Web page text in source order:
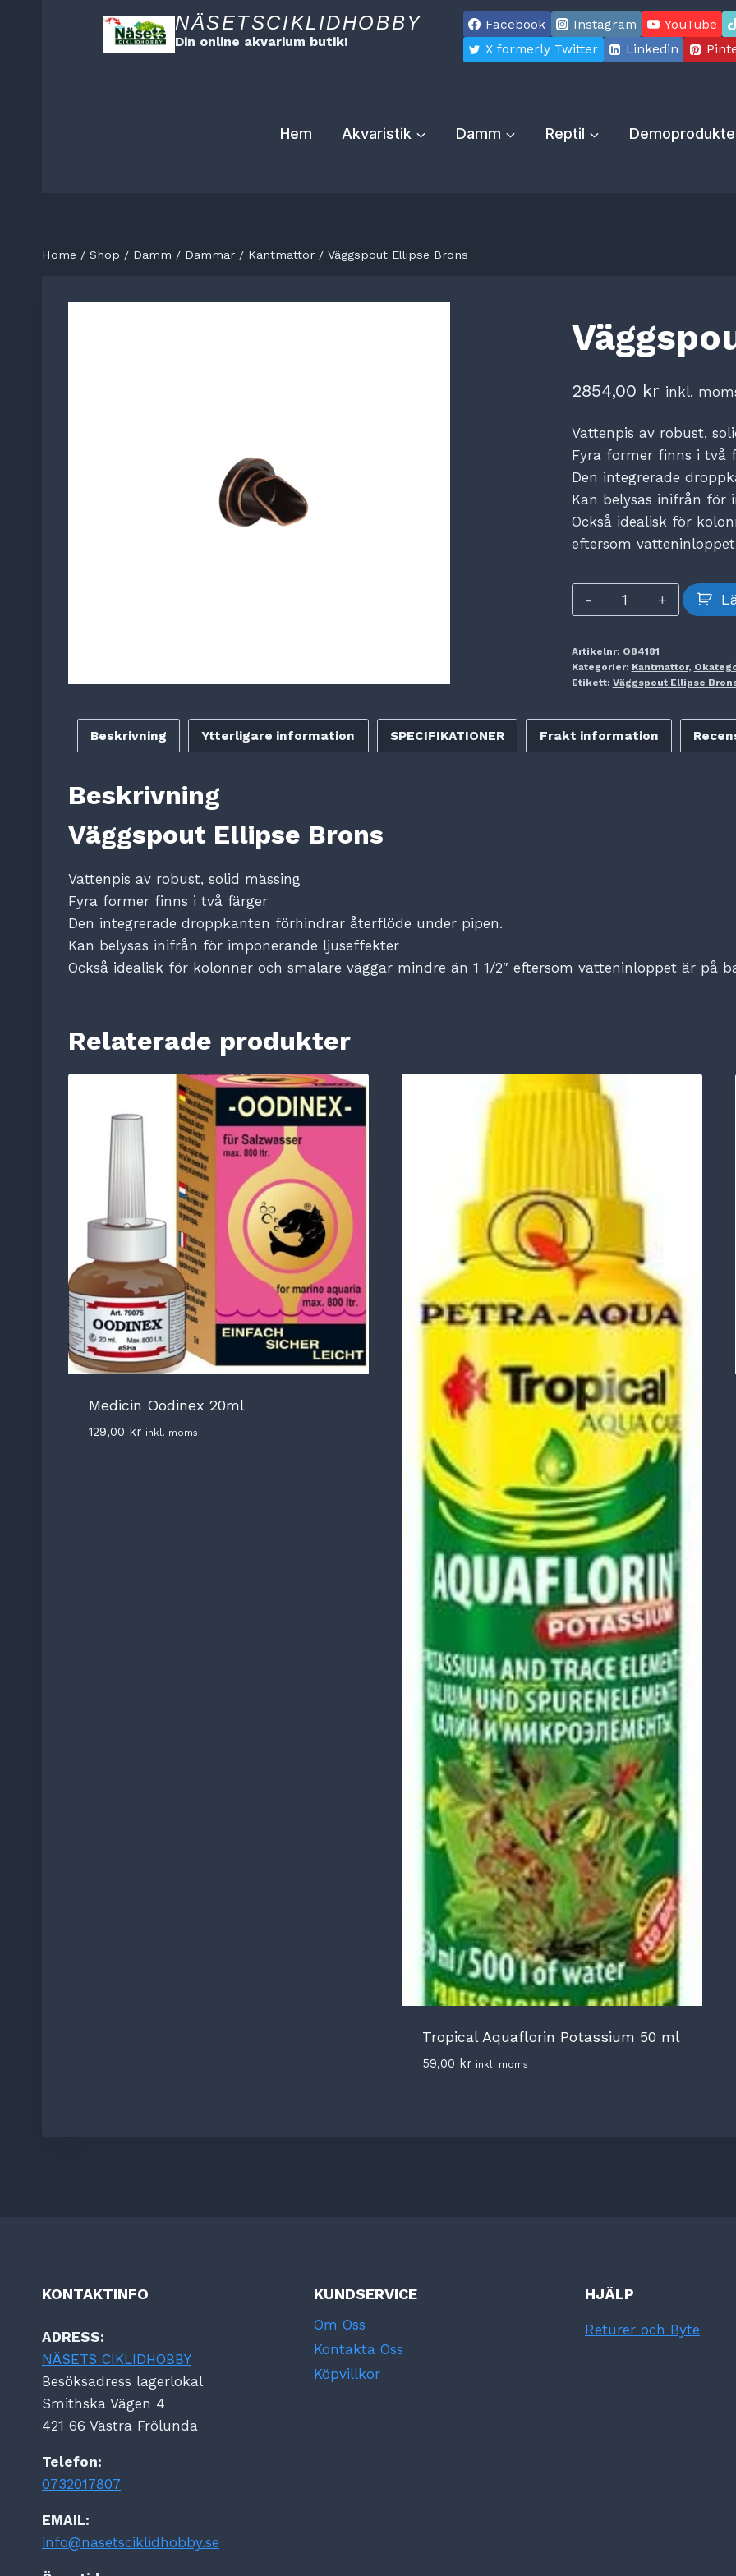
NÄSETSCIKLIDHOBBY
Din online akvarium butik!
Facebook Instagram YouTube
X formerly Twitter
Linkedin
Hem Akvaristik Damm Reptil
Home / Shop / Damm / Dammar / Kantmattor / Väggspout Ellipse Brons
2854,00 kr inkl.
Vattenpis av robust,
Fyra former finns i två
Den integrerade
Kan belysas inifrån för
Också idealisk för
eftersom
Väggspout
Ellipse
mängd
Artikelnr: O84181
Kategorier: Kantmattor,
Etikett: Väggspout Ellipse
Beskrivning Ytterligare information SPECIFIKATIONER Frakt information
Beskrivning
Väggspout Ellipse Brons
Vattenpis av robust, solid mässing
Fyra former finns i två färger
Den integrerade droppkanten förhindrar återflöde under pipen.
Kan belysas inifrån för imponerande ljuseffekter
Också idealisk för kolonner och smalare väggar mindre än 1 1/2″ eftersom vatteninloppet är på
Relaterade produkter
Medicin Oodinex 20ml
129,00 kr inkl. moms
Tropical Aquaflorin Potassium 50 ml
59,00 kr inkl. moms
KONTAKTINFO
ADRESS:
NÄSETS CIKLIDHOBBY
Besöksadress lagerlokal
Smithska Vägen 4
421 66 Västra Frölunda
Telefon:
0732017807
EMAIL:
info@nasetsciklidhobby.se
KUNDSERVICE
Om Oss
Kontakta Oss
Köpvillkor
HJÄLP
Returer och Byte